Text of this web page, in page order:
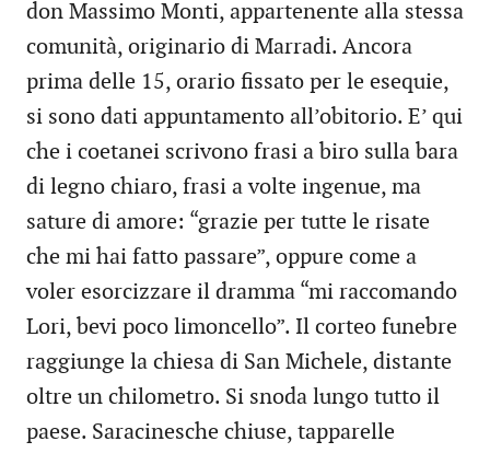
don Massimo Monti, appartenente alla stessa
comunità, originario di Marradi. Ancora
prima delle 15, orario fissato per le esequie,
si sono dati appuntamento all’obitorio. E’ qui
che i coetanei scrivono frasi a biro sulla bara
di legno chiaro, frasi a volte ingenue, ma
sature di amore: “grazie per tutte le risate
che mi hai fatto passare”, oppure come a
voler esorcizzare il dramma “mi raccomando
Lori, bevi poco limoncello”. Il corteo funebre
raggiunge la chiesa di San Michele, distante
oltre un chilometro. Si snoda lungo tutto il
paese. Saracinesche chiuse, tapparelle